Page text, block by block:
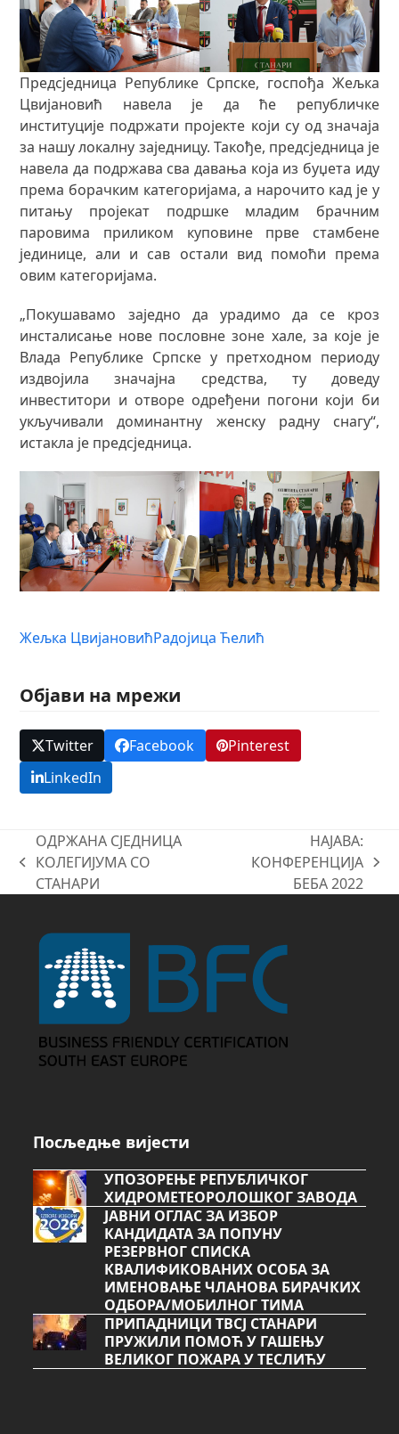
Предсједница Републике Српске, госпођа Жељка
Цвијановић навела је да ће републичке
институције подржати пројекте који су од значаја
за нашу локалну заједницу. Такође, предсједница је
навела да подржава сва давања која из буџета иду
према борачким категоријама, а нарочито кад је у
питању пројекат подршке младим брачним
паровима приликом куповине прве стамбене
јединице, али и сав остали вид помоћи према
овим категоријама.
„Покушавамо заједно да урадимо да се кроз
инсталисање нове пословне зоне хале, за које је
Влада Републике Српске у претходном периоду
издвојила значајна средства, ту доведу
инвеститори и отворе одређени погони који би
укључивали доминантну женску радну снагу“,
истакла је предсједница.
Жељка ЦвијановићРадојица Ћелић
Објави на мрежи
Twitter Facebook
Pinterest
LinkedIn
previous
post:
ОДРЖАНА СЈЕДНИЦА
КОЛЕГИЈУМА СО
СТАНАРИ
next
post:
НАЈАВА:
КОНФЕРЕНЦИЈА
БЕБА 2022
Посљедње вијести
УПОЗОРЕЊЕ РЕПУБЛИЧКОГ
ХИДРОМЕТЕОРОЛОШКОГ ЗАВОДА
ЈАВНИ ОГЛАС ЗА ИЗБОР
КАНДИДАТА ЗА ПОПУНУ
РЕЗЕРВНОГ СПИСКА
КВАЛИФИКОВАНИХ ОСОБА ЗА
ИМЕНОВАЊЕ ЧЛАНОВА БИРАЧКИХ
ОДБОРА/МОБИЛНОГ ТИМА
ПРИПАДНИЦИ ТВСЈ СТАНАРИ
ПРУЖИЛИ ПОМОЋ У ГАШЕЊУ
ВЕЛИКОГ ПОЖАРА У ТЕСЛИЋУ